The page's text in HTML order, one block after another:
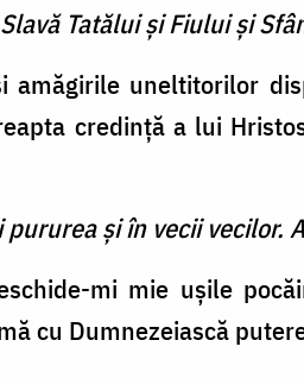
Slavă Tatălui şi Fiului şi
amăgirile uneltitorilor
credinţă a lui
pururea şi în vecii vecilor.
mi mie uşile
cu Dumnezeiască